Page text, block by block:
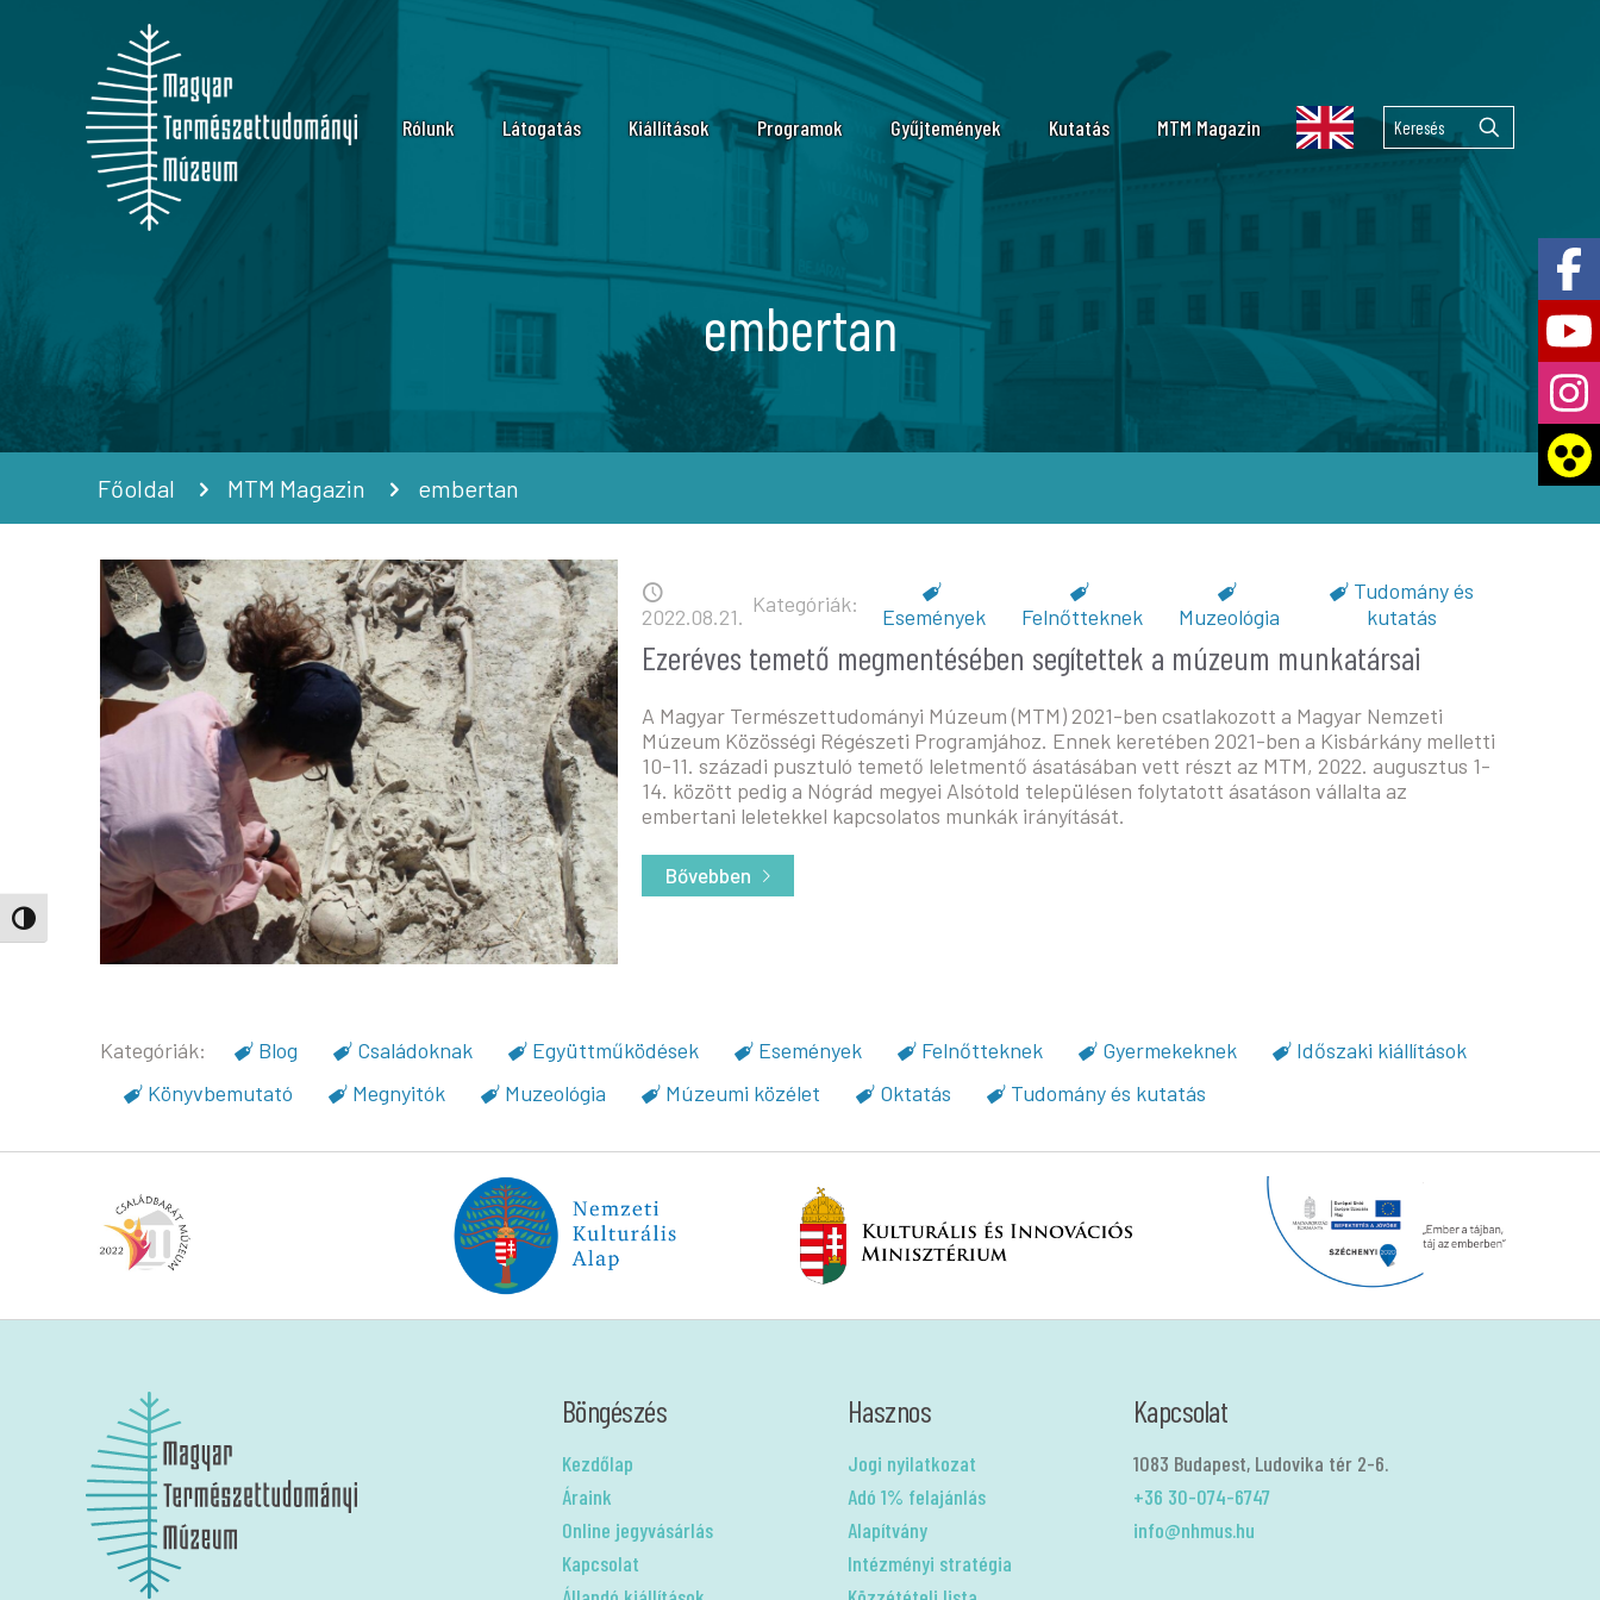
Nagy kontraszt váltása
Rólunk
Szervezeti felépítés
Karrier
Hírek, információk
Látogatás
Látogatási szabályzat
Múzeumpedagógia
Családoknak
Szolgáltatások
Kiállítások
Időszaki kiállítások
Vándorkiállítások kölcsönzése
On-line kiállítások
Programok
Gyűjtemények
Állattár
Ásvány- és Kőzettár
Embertani Tár
Könyvtár
Kutatás
Molekuláris Taxonómiai Laboratórium
MTM Magazin
embertan
Főoldal MTM Magazin embertan
Blog Családoknak Együttműködések Események Felnőtteknek Gyermekeknek
Időszaki kiállítások
Könyvbemutató
Megnyitók Muzeológia Múzeumi közélet Oktatás Tudomány és kutatás
2022.08.21. Események Felnőtteknek Muzeológia
Tudomány és
kutatás
Ezeréves temető megmentésében segítettek a múzeum munkatársai
A Magyar Természettudományi Múzeum (MTM) 2021-ben csatlakozott a Magyar Nemzeti
Múzeum Közösségi Régészeti Programjához. Ennek keretében 2021-ben a Kisbárkány melletti
10-11. századi pusztuló temető leletmentő ásatásában vett részt az MTM, 2022. augusztus 1-
14. között pedig a Nógrád megyei Alsótold településen folytatott ásatáson vállalta az
embertani leletekkel kapcsolatos munkák irányítását.
Bővebben
- Ezeréves temető megmentésében segítettek a múzeum munkatársai
Böngészés
Kezdőlap
Áraink
Online jegyvásárlás
Kapcsolat
Hasznos
Jogi nyilatkozat
Adó 1% felajánlás
Alapítvány
Intézményi stratégia
Kapcsolat
1083 Budapest, Ludovika tér 2-6.
+36 30-074-6747
info@nhmus.hu